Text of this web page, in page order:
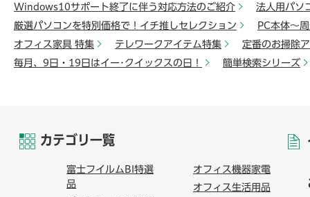
Windows10サポート終了に伴う対応方法のご紹介
法人用パソ
厳選パソコンを特別価格で！イチ推しセレクション
PC本体～
オフィス家具 特集
テレワークアイテム特集
定番のお掃除
毎月、9日・19日はイー･クイックスの日！
簡単検索シリーズ
カテゴリ一覧
富士フイルムBI特選
品
オフィス機器家電
オフィス生活用品